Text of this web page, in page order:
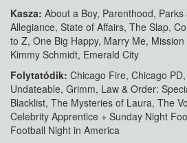
Kasza: About a Boy, Parenthood,
Allegiance, State of Affairs, The Slap,
to Z, One Big Happy, Marry Me,
Kimmy Schmidt, Emerald City
Folytatódik: Chicago Fire, Chicago
Undateable, Grimm, Law & Order:
Blacklist, The Mysteries of Laura, The
Celebrity Apprentice + Sunday Night
Football Night in America